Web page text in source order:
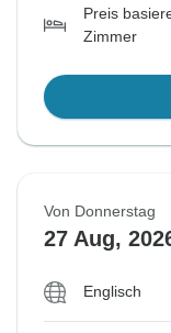
Preis
Zimmer
Von Donnerstag
27 Aug,
Englisch